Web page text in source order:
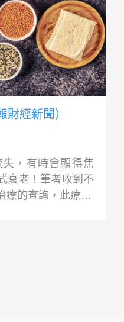
經新聞）
，有時會顯得焦
衰老！筆者收到不
療的查詢，此療…